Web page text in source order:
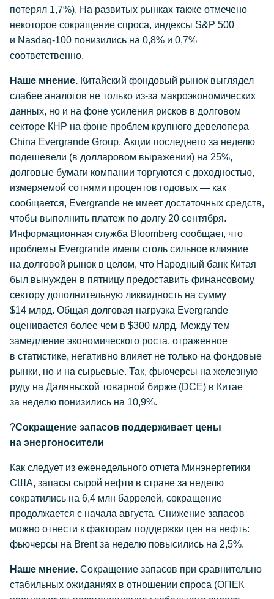
потерял 1,7%). На развитых рынках также отмечено
некоторое сокращение спроса, индексы S&P 500
и Nasdaq-100 понизились на 0,8% и 0,7%
соответственно.
Наше мнение. Китайский фондовый рынок выглядел
слабее аналогов не только из-за макроэкономических
данных, но и на фоне усиления рисков в долговом
секторе КНР на фоне проблем крупного девелопера
China Evergrande Group. Акции последнего за неделю
подешевели (в долларовом выражении) на 25%,
долговые бумаги компании торгуются с доходностью,
измеряемой сотнями процентов годовых — как
сообщается, Evergrande не имеет достаточных средств,
чтобы выполнить платеж по долгу 20 сентября.
Информационная служба Bloomberg сообщает, что
проблемы Evergrande имели столь сильное влияние
на долговой рынок в целом, что Народный банк Китая
был вынужден в пятницу предоставить финансовому
сектору дополнительную ликвидность на сумму
$14 млрд. Общая долговая нагрузка Evergrande
оценивается более чем в $300 млрд. Между тем
замедление экономического роста, отраженное
в статистике, негативно влияет не только на фондовые
рынки, но и на сырьевые. Так, фьючерсы на железную
руду на Даляньской товарной бирже (DCE) в Китае
за неделю понизились на 10,9%.
?Сокращение запасов поддерживает цены
на энергоносители
Как следует из еженедельного отчета Минэнергетики
США, запасы сырой нефти в стране за неделю
сократились на 6,4 млн баррелей, сокращение
продолжается с начала августа. Снижение запасов
можно отнести к факторам поддержки цен на нефть:
фьючерсы на Brent за неделю повысились на 2,5%.
Наше мнение. Сокращение запасов при сравнительно
стабильных ожиданиях в отношении спроса (ОПЕК